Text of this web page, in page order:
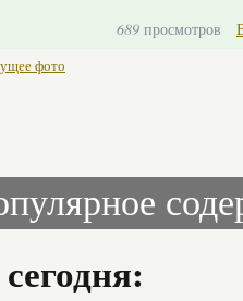
689 просмотров
фото